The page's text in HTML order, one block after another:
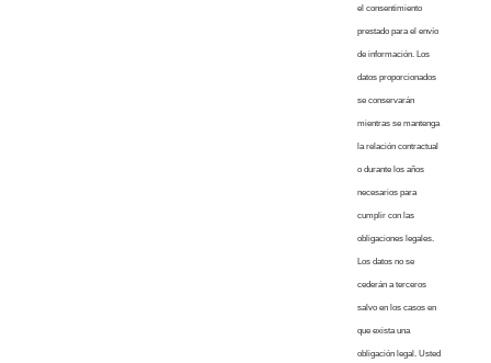
el consentimiento
prestado para el envío
de información. Los
datos proporcionados
se conservarán
mientras se mantenga
la relación contractual
o durante los años
necesarios para
cumplir con las
obligaciones legales.
Los datos no se
cederán a terceros
salvo en los casos en
que exista una
obligación legal. Usted